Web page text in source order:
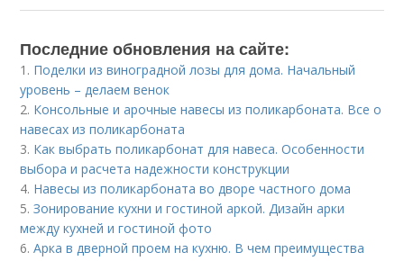
Последние обновления на сайте:
1. Поделки из виноградной лозы для дома. Начальный
уровень – делаем венок
2. Консольные и арочные навесы из поликарбоната. Все о
навесах из поликарбоната
3. Как выбрать поликарбонат для навеса. Особенности
выбора и расчета надежности конструкции
4. Навесы из поликарбоната во дворе частного дома
5.Зонирование кухни и гостиной аркой. Дизайн арки
между кухней и гостиной фото
6.Арка в дверной проем на кухню. В чем преимущества